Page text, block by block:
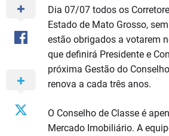
Dia 07/07 todos os
Estado de Mato Grosso,
estão obrigados a votarem
que definirá Presidente e
próxima Gestão do
renova a cada três anos.
O Conselho de Classe é
Mercado Imobiliário. A